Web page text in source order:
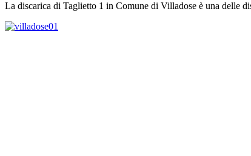
La discarica di Taglietto 1 in Comune di Villadose è una delle